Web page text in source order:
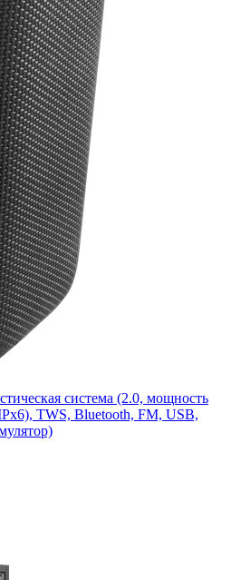
система (2.0, мощность
TWS, Bluetooth, FM, USB,